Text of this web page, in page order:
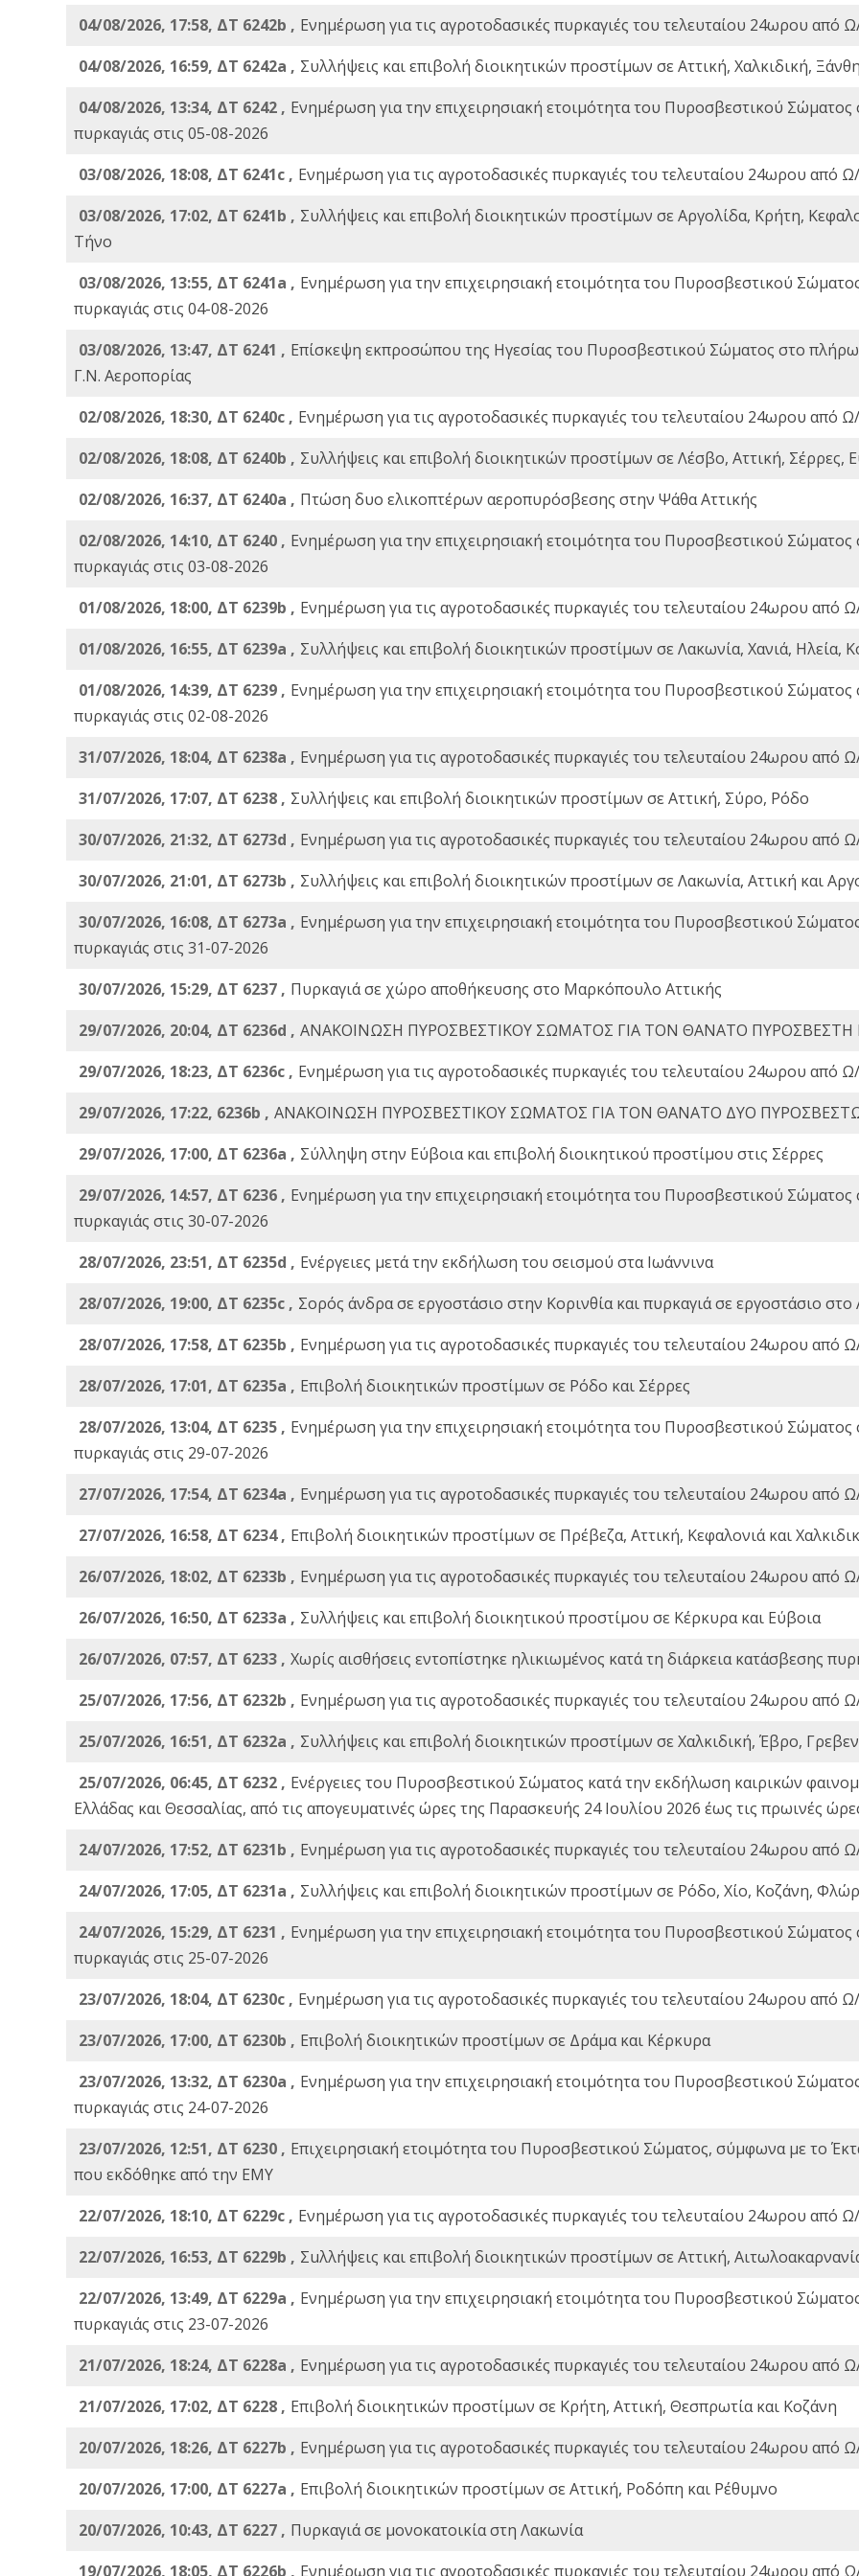
04/08/2026, 17:58, ΔΤ 6242b , Ενημέρωση για τις αγροτοδασικές πυρκαγιές του τελευταίου 24ωρου
04/08/2026, 16:59, ΔΤ 6242a , Συλλήψεις και επιβολή διοικητικών προστίμων σε Αττική, Χαλκιδική,
04/08/2026, 13:34, ΔΤ 6242 , Ενημέρωση για την επιχειρησιακή ετοιμότητα του Πυροσβεστικού
πυρκαγιάς στις 05-08-2026
03/08/2026, 18:08, ΔΤ 6241c , Ενημέρωση για τις αγροτοδασικές πυρκαγιές του τελευταίου 24ωρου
03/08/2026, 17:02, ΔΤ 6241b , Συλλήψεις και επιβολή διοικητικών προστίμων σε Αργολίδα, Κρήτη,
Τήνο
03/08/2026, 13:55, ΔΤ 6241a , Ενημέρωση για την επιχειρησιακή ετοιμότητα του Πυροσβεστικού
πυρκαγιάς στις 04-08-2026
03/08/2026, 13:47, ΔΤ 6241 , Επίσκεψη εκπροσώπου της Ηγεσίας του Πυροσβεστικού Σώματος στο
Γ.Ν. Αεροπορίας
02/08/2026, 18:30, ΔΤ 6240c , Ενημέρωση για τις αγροτοδασικές πυρκαγιές του τελευταίου 24ωρου
02/08/2026, 18:08, ΔΤ 6240b , Συλλήψεις και επιβολή διοικητικών προστίμων σε Λέσβο, Αττική,
02/08/2026, 16:37, ΔΤ 6240a , Πτώση δυο ελικοπτέρων αεροπυρόσβεσης στην Ψάθα Αττικής
02/08/2026, 14:10, ΔΤ 6240 , Ενημέρωση για την επιχειρησιακή ετοιμότητα του Πυροσβεστικού
πυρκαγιάς στις 03-08-2026
01/08/2026, 18:00, ΔΤ 6239b , Ενημέρωση για τις αγροτοδασικές πυρκαγιές του τελευταίου 24ωρου
01/08/2026, 16:55, ΔΤ 6239a , Συλλήψεις και επιβολή διοικητικών προστίμων σε Λακωνία, Χανιά, Ηλεία,
01/08/2026, 14:39, ΔΤ 6239 , Ενημέρωση για την επιχειρησιακή ετοιμότητα του Πυροσβεστικού
πυρκαγιάς στις 02-08-2026
31/07/2026, 18:04, ΔΤ 6238a , Ενημέρωση για τις αγροτοδασικές πυρκαγιές του τελευταίου 24ωρου
31/07/2026, 17:07, ΔΤ 6238 , Συλλήψεις και επιβολή διοικητικών προστίμων σε Αττική, Σύρο, Ρόδο
30/07/2026, 21:32, ΔΤ 6273d , Ενημέρωση για τις αγροτοδασικές πυρκαγιές του τελευταίου 24ωρου
30/07/2026, 21:01, ΔΤ 6273b , Συλλήψεις και επιβολή διοικητικών προστίμων σε Λακωνία, Αττική και
30/07/2026, 16:08, ΔΤ 6273a , Ενημέρωση για την επιχειρησιακή ετοιμότητα του Πυροσβεστικού
πυρκαγιάς στις 31-07-2026
30/07/2026, 15:29, ΔΤ 6237 , Πυρκαγιά σε χώρο αποθήκευσης στο Μαρκόπουλο Αττικής
29/07/2026, 20:04, ΔΤ 6236d , ΑΝΑΚΟΙΝΩΣΗ ΠΥΡΟΣΒΕΣΤΙΚΟΥ ΣΩΜΑΤΟΣ ΓΙΑ ΤΟΝ ΘΑΝΑΤΟ
29/07/2026, 18:23, ΔΤ 6236c , Ενημέρωση για τις αγροτοδασικές πυρκαγιές του τελευταίου 24ωρου
29/07/2026, 17:22, 6236b , ΑΝΑΚΟΙΝΩΣΗ ΠΥΡΟΣΒΕΣΤΙΚΟΥ ΣΩΜΑΤΟΣ ΓΙΑ ΤΟΝ ΘΑΝΑΤΟ ΔΥΟ
29/07/2026, 17:00, ΔΤ 6236a , Σύλληψη στην Εύβοια και επιβολή διοικητικού προστίμου στις Σέρρες
29/07/2026, 14:57, ΔΤ 6236 , Ενημέρωση για την επιχειρησιακή ετοιμότητα του Πυροσβεστικού
πυρκαγιάς στις 30-07-2026
28/07/2026, 23:51, ΔΤ 6235d , Ενέργειες μετά την εκδήλωση του σεισμού στα Ιωάννινα
28/07/2026, 19:00, ΔΤ 6235c , Σορός άνδρα σε εργοστάσιο στην Κορινθία και πυρκαγιά σε εργοστάσιο στο
28/07/2026, 17:58, ΔΤ 6235b , Ενημέρωση για τις αγροτοδασικές πυρκαγιές του τελευταίου 24ωρου
28/07/2026, 17:01, ΔΤ 6235a , Eπιβολή διοικητικών προστίμων σε Ρόδο και Σέρρες
28/07/2026, 13:04, ΔΤ 6235 , Ενημέρωση για την επιχειρησιακή ετοιμότητα του Πυροσβεστικού
πυρκαγιάς στις 29-07-2026
27/07/2026, 17:54, ΔΤ 6234a , Ενημέρωση για τις αγροτοδασικές πυρκαγιές του τελευταίου 24ωρου
27/07/2026, 16:58, ΔΤ 6234 , Eπιβολή διοικητικών προστίμων σε Πρέβεζα, Αττική, Κεφαλονιά και
26/07/2026, 18:02, ΔΤ 6233b , Ενημέρωση για τις αγροτοδασικές πυρκαγιές του τελευταίου 24ωρου
26/07/2026, 16:50, ΔΤ 6233a , Συλλήψεις και επιβολή διοικητικού προστίμου σε Κέρκυρα και Εύβοια
26/07/2026, 07:57, ΔΤ 6233 , Χωρίς αισθήσεις εντοπίστηκε ηλικιωμένος κατά τη διάρκεια κατάσβεσης
25/07/2026, 17:56, ΔΤ 6232b , Ενημέρωση για τις αγροτοδασικές πυρκαγιές του τελευταίου 24ωρου
25/07/2026, 16:51, ΔΤ 6232a , Συλλήψεις και επιβολή διοικητικών προστίμων σε Χαλκιδική, Έβρο,
25/07/2026, 06:45, ΔΤ 6232 , Ενέργειες του Πυροσβεστικού Σώματος κατά την εκδήλωση καιρικών
Ελλάδας και Θεσσαλίας, από τις απογευματινές ώρες της Παρασκευής 24 Ιουλίου 2026 έως τις πρωινές
24/07/2026, 17:52, ΔΤ 6231b , Ενημέρωση για τις αγροτοδασικές πυρκαγιές του τελευταίου 24ωρου
24/07/2026, 17:05, ΔΤ 6231a , Συλλήψεις και επιβολή διοικητικών προστίμων σε Ρόδο, Χίο, Κοζάνη,
24/07/2026, 15:29, ΔΤ 6231 , Ενημέρωση για την επιχειρησιακή ετοιμότητα του Πυροσβεστικού
πυρκαγιάς στις 25-07-2026
23/07/2026, 18:04, ΔΤ 6230c , Ενημέρωση για τις αγροτοδασικές πυρκαγιές του τελευταίου 24ωρου
23/07/2026, 17:00, ΔΤ 6230b , Επιβολή διοικητικών προστίμων σε Δράμα και Κέρκυρα
23/07/2026, 13:32, ΔΤ 6230a , Ενημέρωση για την επιχειρησιακή ετοιμότητα του Πυροσβεστικού
πυρκαγιάς στις 24-07-2026
23/07/2026, 12:51, ΔΤ 6230 , Επιχειρησιακή ετοιμότητα του Πυροσβεστικού Σώματος, σύμφωνα με το
που εκδόθηκε από την ΕΜΥ
22/07/2026, 18:10, ΔΤ 6229c , Ενημέρωση για τις αγροτοδασικές πυρκαγιές του τελευταίου 24ωρου
22/07/2026, 16:53, ΔΤ 6229b , Σuλλήψεις και επιβολή διοικητικών προστίμων σε Αττική,
22/07/2026, 13:49, ΔΤ 6229a , Ενημέρωση για την επιχειρησιακή ετοιμότητα του Πυροσβεστικού
πυρκαγιάς στις 23-07-2026
21/07/2026, 18:24, ΔΤ 6228a , Ενημέρωση για τις αγροτοδασικές πυρκαγιές του τελευταίου 24ωρου
21/07/2026, 17:02, ΔΤ 6228 , Επιβολή διοικητικών προστίμων σε Κρήτη, Αττική, Θεσπρωτία και Κοζάνη
20/07/2026, 18:26, ΔΤ 6227b , Ενημέρωση για τις αγροτοδασικές πυρκαγιές του τελευταίου 24ωρου
20/07/2026, 17:00, ΔΤ 6227a , Επιβολή διοικητικών προστίμων σε Αττική, Ροδόπη και Ρέθυμνο
20/07/2026, 10:43, ΔΤ 6227 , Πυρκαγιά σε μονοκατοικία στη Λακωνία
19/07/2026, 18:05, ΔΤ 6226b , Ενημέρωση για τις αγροτοδασικές πυρκαγιές του τελευταίου 24ωρου